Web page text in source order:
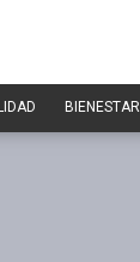
BIENESTAR